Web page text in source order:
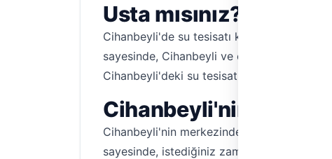
Usta mısınız?
Cihanbeyli'de su tesisatı konusunda
sayesinde, Cihanbeyli ve çevresindeki
Cihanbeyli'deki su tesisatı işlerinin en
Cihanbeyli'nin Her
Cihanbeyli'nin merkezinden köylerine
sayesinde, istediğiniz zaman, istediğiniz